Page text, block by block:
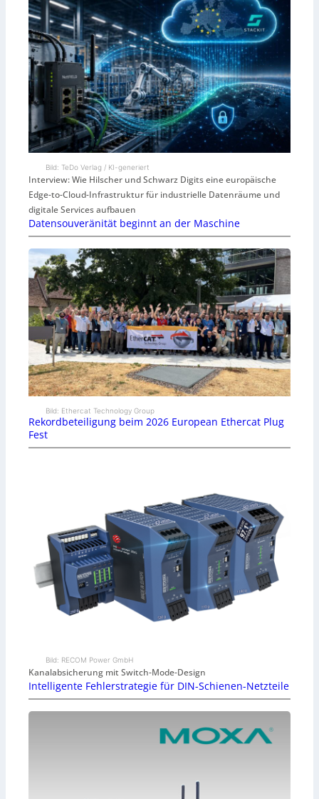
Bild: TeDo Verlag / KI-generiert
Interview: Wie Hilscher und Schwarz Digits eine europäische
Edge-to-Cloud-Infrastruktur für industrielle Datenräume und
digitale Services aufbauen
Datensouveränität beginnt an der Maschine
Bild: Ethercat Technology Group
Rekordbeteiligung beim 2026 European Ethercat Plug
Fest
Bild: RECOM Power GmbH
Kanalabsicherung mit Switch-Mode-Design
Intelligente Fehlerstrategie für DIN-Schienen-Netzteile